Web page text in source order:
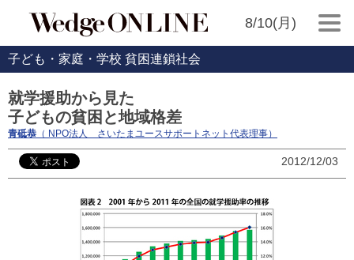
8/10(月)
子ども・家庭・学校 貧困連鎖社会
就学援助から見た
子どもの貧困と地域格差
青砥恭 （ NPO法人 さいたまユースサポートネット代表理事）
2012/12/03